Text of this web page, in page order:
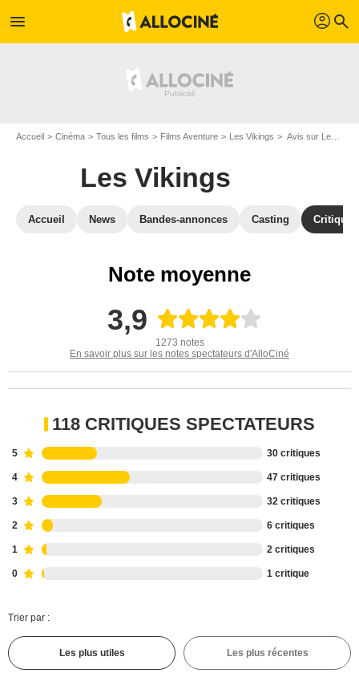
menu profil search
Accueil Cinéma Tous les films Films Aventure Les Vikings Avis sur Les Vikings
Les Vikings
Accueil News Bandes-annonces Casting
Note moyenne
3,9
1273 notes
En savoir plus sur les notes spectateurs d'AlloCiné
118 CRITIQUES SPECTATEURS
5 30 critiques
4 47 critiques
3 32 critiques
2 6 critiques
1 2 critiques
0 1 critique
Trier par :
Les plus utiles Les plus récentes